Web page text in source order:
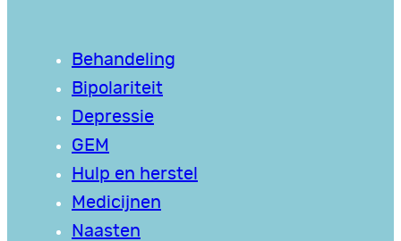
Behandeling
Bipolariteit
Depressie
GEM
Hulp en herstel
Medicijnen
Naasten